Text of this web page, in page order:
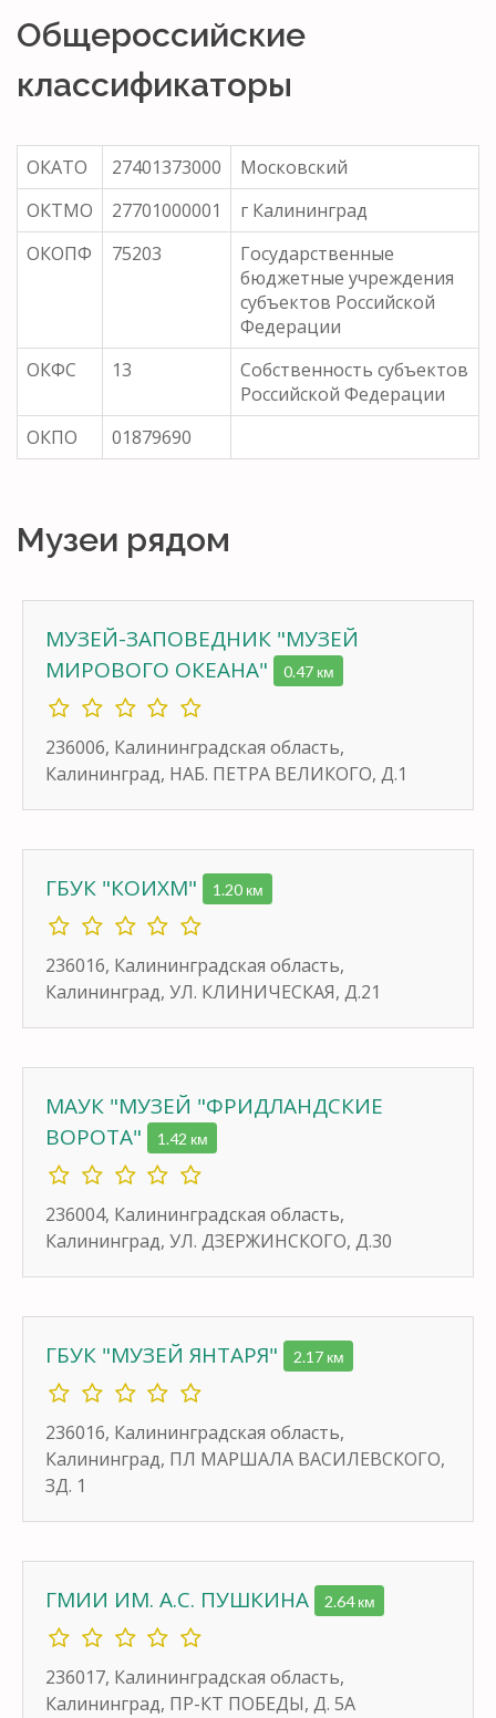
Общероссийские
классификаторы
ОКАТО 27401373000
Московский
ОКТМО
27701000001
г Калининград
ОКОПФ
75203
Государственные
бюджетные учреждения
субъектов Российской
Федерации
ОКФС
13
Собственность субъектов
Российской Федерации
ОКПО
01879690
Музеи рядом
МУЗЕЙ-ЗАПОВЕДНИК "МУЗЕЙ
МИРОВОГО ОКЕАНА"
0.47 км
236006, Калининградская область,
Калининград, НАБ. ПЕТРА ВЕЛИКОГО, Д.1
ГБУК "КОИХМ" 1.20 км
236016, Калининградская область,
Калининград, УЛ. КЛИНИЧЕСКАЯ, Д.21
МАУК "МУЗЕЙ "ФРИДЛАНДСКИЕ
ВОРОТА"
1.42 км
236004, Калининградская область,
Калининград, УЛ. ДЗЕРЖИНСКОГО, Д.30
ГБУК "МУЗЕЙ ЯНТАРЯ" 2.17 км
236016, Калининградская область,
Калининград, ПЛ МАРШАЛА ВАСИЛЕВСКОГО,
ЗД. 1
ГМИИ ИМ. А.С. ПУШКИНА 2.64 км
236017, Калининградская область,
Калининград, ПР-КТ ПОБЕДЫ, Д. 5А